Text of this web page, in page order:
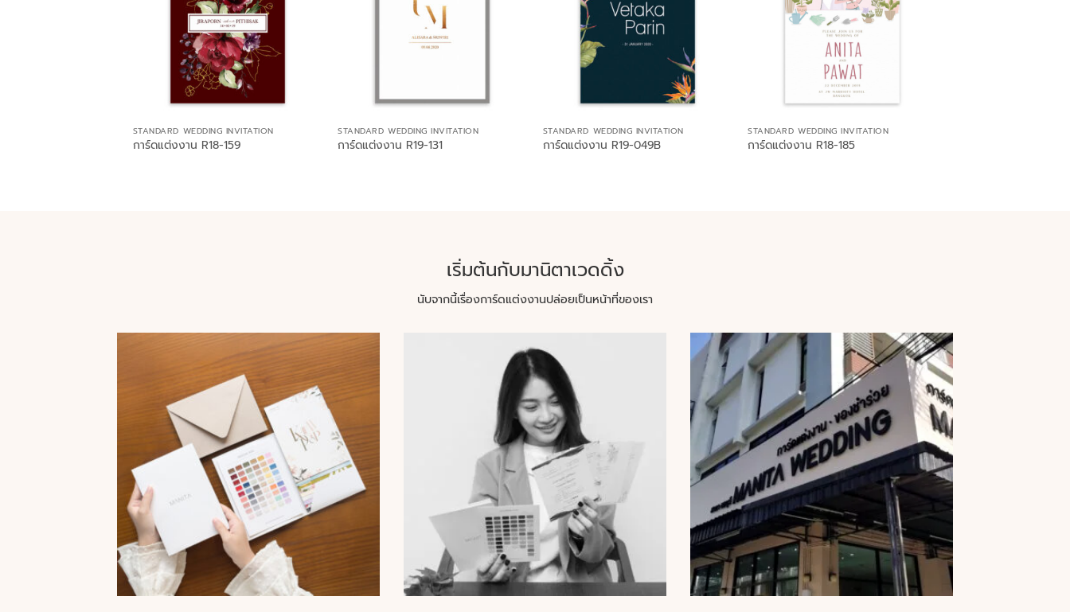
STANDARD WEDDING INVITATION
การ์ดแต่งงาน R18-159
STANDARD WEDDING INVITATION
การ์ดแต่งงาน R19-131
STANDARD WEDDING INVITATION
การ์ดแต่งงาน R19-049B
STANDARD WEDDING INVITATION
การ์ดแต่งงาน R18-185
เริ่มต้นกับมานิตาเวดดิ้ง
นับจากนี้เรื่องการ์ดแต่งงานปล่อยเป็นหน้าที่ของเรา